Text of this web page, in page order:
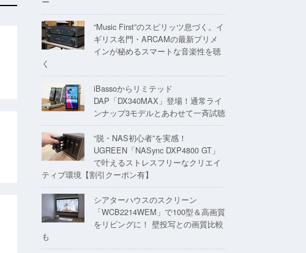
“Music First”のスピリッツ息づく。イ
ギリス名門・ARCAMの最新プリメ
インが秘めるスマートな音楽性を聴
く
iBassoからリミテッド
DAP「DX340MAX」登場！通常ライ
ンナップ3モデルとあわせて一斉試聴
“脱・NAS初心者”を実感！
UGREEN「NASync DXP4800 GT」
で叶えるストレスフリーなクリエイ
ティブ環境【割引クーポン有】
シアターハウスのスクリーン
「WCB2214WEM」で100型＆高画質
をリビングに！ 壁投写との画質比較
も